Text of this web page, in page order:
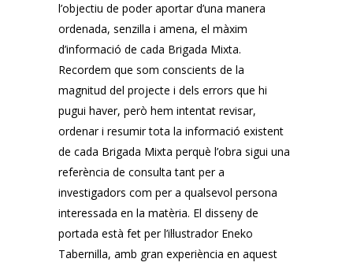
l’objectiu de poder aportar d’una manera
ordenada, senzilla i amena, el màxim
d’informació de cada Brigada Mixta.
Recordem que som conscients de la
magnitud del projecte i dels errors que hi
pugui haver, però hem intentat revisar,
ordenar i resumir tota la informació existent
de cada Brigada Mixta perquè l’obra sigui una
referència de consulta tant per a
investigadors com per a qualsevol persona
interessada en la matèria. El disseny de
portada està fet per l’il·lustrador Eneko
Tabernilla, amb gran experiència en aquest